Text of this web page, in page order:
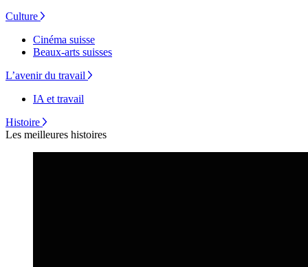
Culture
Cinéma suisse
Beaux-arts suisses
L’avenir du travail
IA et travail
Histoire
Les meilleures histoires